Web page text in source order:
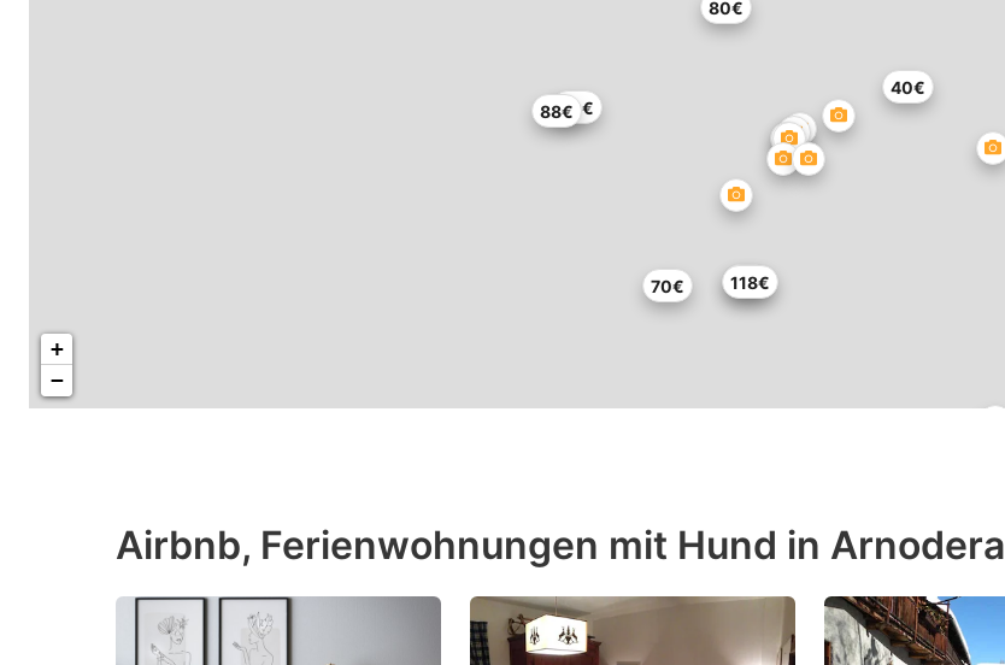
118€
81€
88€40€
70€
80€
40€
+
−
Airbnb, Ferienwohnungen mit Hund in Arnodera